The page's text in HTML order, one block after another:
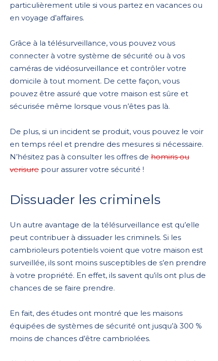
particulièrement utile si vous partez en vacances ou
en voyage d’affaires.
Grâce à la télésurveillance, vous pouvez vous
connecter à votre système de sécurité ou à vos
caméras de vidéosurveillance et contrôler votre
domicile à tout moment. De cette façon, vous
pouvez être assuré que votre maison est sûre et
sécurisée même lorsque vous n’êtes pas là.
De plus, si un incident se produit, vous pouvez le voir
en temps réel et prendre des mesures si nécessaire.
N’hésitez pas à consulter les offres de homiris ou
verisure pour assurer votre sécurité !
Dissuader les criminels
Un autre avantage de la télésurveillance est qu’elle
peut contribuer à dissuader les criminels. Si les
cambrioleurs potentiels voient que votre maison est
surveillée, ils sont moins susceptibles de s’en prendre
à votre propriété. En effet, ils savent qu’ils ont plus de
chances de se faire prendre.
En fait, des études ont montré que les maisons
équipées de systèmes de sécurité ont jusqu’à 300 %
moins de chances d’être cambriolées.